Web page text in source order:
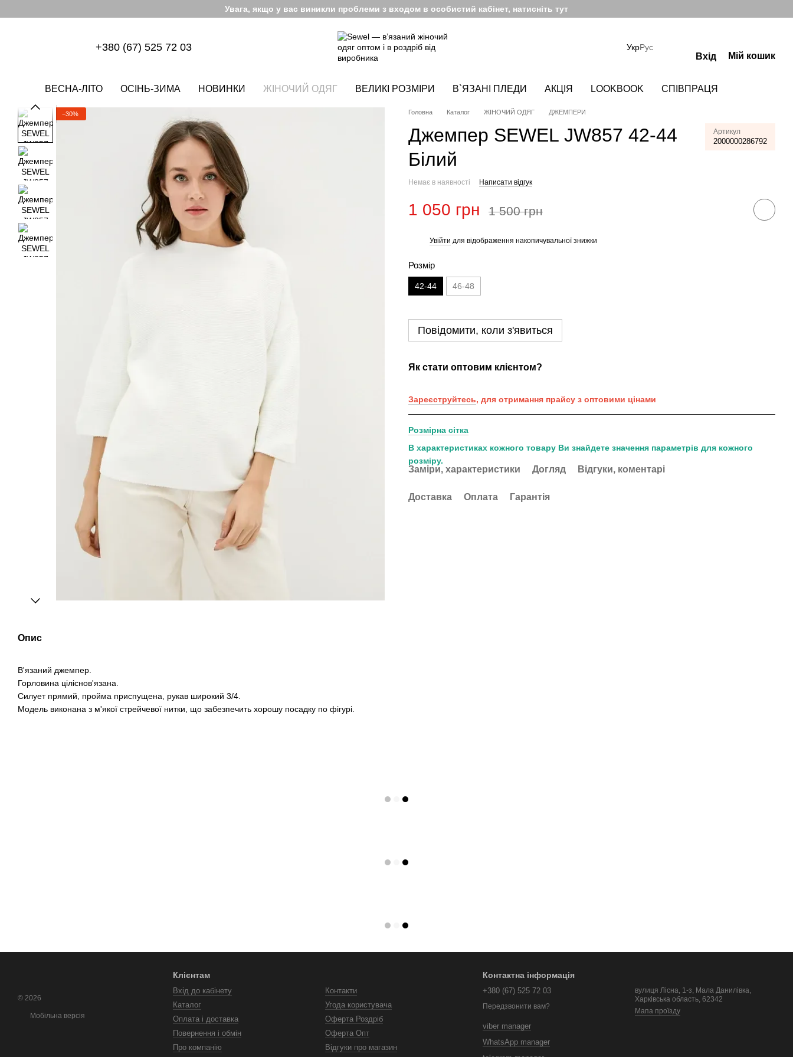
Увага, якщо у вас виникли проблеми з входом в особистий кабінет, натисніть тут
+380 (67) 525 72 03 УкрРус
Вхід Мій кошик
ВЕСНА-ЛІТО ОСІНЬ-ЗИМА НОВИНКИ ЖІНОЧИЙ ОДЯГ ВЕЛИКІ РОЗМІРИ В`ЯЗАНІ ПЛЕДИ АКЦІЯ LOOKBOOK СПІВПРАЦЯ
−30%
Опис
В'язаний джемпер.
Горловина ціліснов'язана.
Силует прямий, пройма приспущена, рукав широкий 3/4.
Модель виконана з м'якої стрейчевої нитки, що забезпечить хорошу посадку по фігурі.
Головна Каталог ЖІНОЧИЙ ОДЯГ ДЖЕМПЕРИ
Джемпер SEWEL JW857 42-44
Білий
Артикул
2000000286792
Немає в наявності Написати відгук
1 050 грн 1 500 грн
Увійти для відображення накопичувальної знижки
Розмір
42-44 46-48
Повідомити, коли з'явиться
Як стати оптовим клієнтом?
Зареєструйтесь, для отримання прайсу з оптовими цінами
Розмірна сітка
В характеристиках кожного товару Ви знайдете значення параметрів для кожного
розміру.
Заміри, характеристики Догляд Відгуки, коментарі
Доставка Оплата Гарантія
© 2026
Мобільна версія
Клієнтам
Вхід до кабінету
Каталог
Оплата і доставка
Повернення і обмін
Про компанію
Контакти
Угода користувача
Оферта Роздріб
Оферта Опт
Відгуки про магазин
Контактна інформація
+380 (67) 525 72 03
Передзвонити вам?
viber manager
WhatsApp manager
вулиця Лісна, 1-з, Мала Данилівка,
Харківська область, 62342
Мапа проїзду